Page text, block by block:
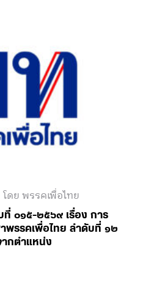
โดย พรรคเพื่อไทย
ที่ ๐๑๕-๒๕๖๙ เรื่อง การ
พรรคเพื่อไทย ลำดับที่ ๑๒
กตำแหน่ง